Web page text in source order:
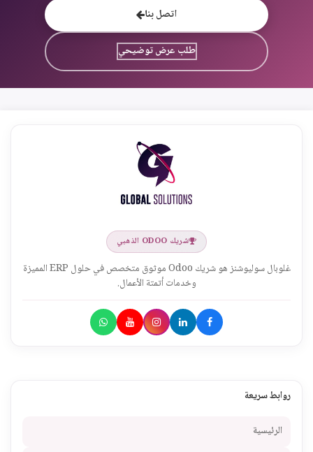
اتصل بنا
طلب عرض توضيحي
شريك ODOO الذهبي
غلوبال سوليوشنز هو شريك Odoo موثوق متخصص في حلول ERP المميزة
وخدمات أتمتة الأعمال.
روابط سريعة
الرئيسية